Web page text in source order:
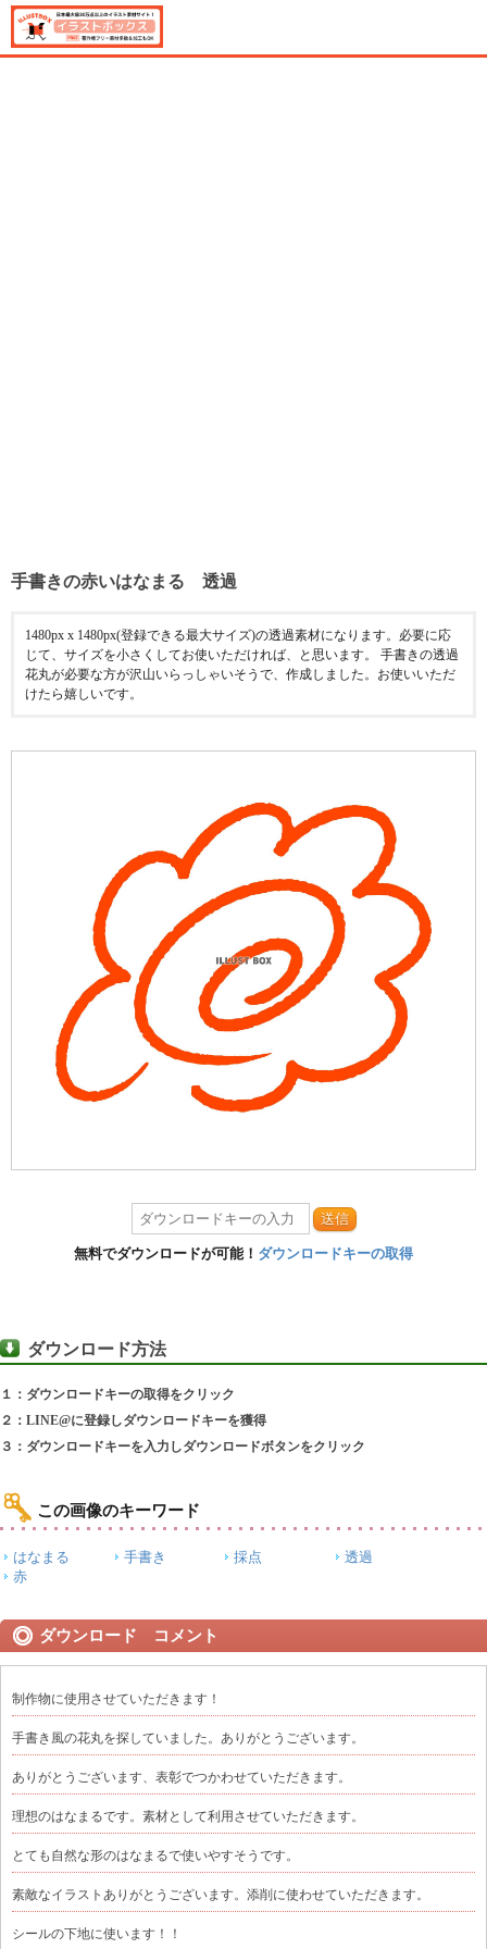
手書きの赤いはなまる 透過
1480px x 1480px(登録できる最大サイズ)の透過素材になります。必要に応
じて、サイズを小さくしてお使いただければ、と思います。 手書きの透過
花丸が必要な方が沢山いらっしゃいそうで、作成しました。お使いいただ
けたら嬉しいです。
送信
無料でダウンロードが可能！ ダウンロードキーの取得
ダウンロード方法
１：ダウンロードキーの取得をクリック
２：LINE@に登録しダウンロードキーを獲得
３：ダウンロードキーを入力しダウンロードボタンをクリック
この画像のキーワード
はなまる 手書き 採点
透過
赤
ダウンロード コメント
制作物に使用させていただきます！
手書き風の花丸を探していました。ありがとうございます。
ありがとうございます、表彰でつかわせていただきます。
理想のはなまるです。素材として利用させていただきます。
とても自然な形のはなまるで使いやすそうです。
素敵なイラストありがとうございます。添削に使わせていただきます。
シールの下地に使います！！